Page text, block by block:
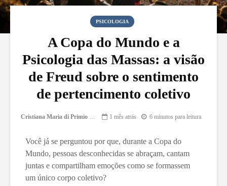
PSICOLOGIA
A Copa do Mundo e a
Psicologia das Massas: a visão
de Freud sobre o sentimento
de pertencimento coletivo
Cristiana Maria di Primio Gonçalves 1 mês atrás 6 minutos para leitura
Você já se perguntou por que, durante a Copa do
Mundo, pessoas desconhecidas se abraçam, cantam
juntas e compartilham emoções como se formassem
um único corpo coletivo?